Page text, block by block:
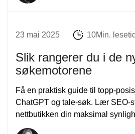
23 mai 2025 10Min. lesetid
Slik rangerer du i de
søkemotorene
Få en praktisk guide til topp-
ChatGPT og tale-søk. Lær SEO-
nettbutikken din maksimal